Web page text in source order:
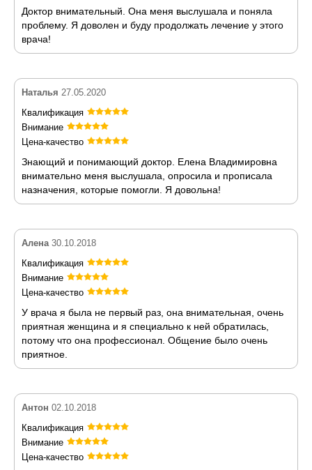
Доктор внимательный. Она меня выслушала и поняла
проблему. Я доволен и буду продолжать лечение у этого
врача!
Наталья 27.05.2020
Квалификация
Внимание
Цена-качество
Знающий и понимающий доктор. Елена Владимировна
внимательно меня выслушала, опросила и прописала
назначения, которые помогли. Я довольна!
Алена 30.10.2018
Квалификация
Внимание
Цена-качество
У врача я была не первый раз, она внимательная, очень
приятная женщина и я специально к ней обратилась,
потому что она профессионал. Общение было очень
приятное.
Антон 02.10.2018
Квалификация
Внимание
Цена-качество